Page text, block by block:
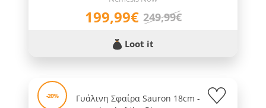
199,99€ 249,99€
Loot it
-20%